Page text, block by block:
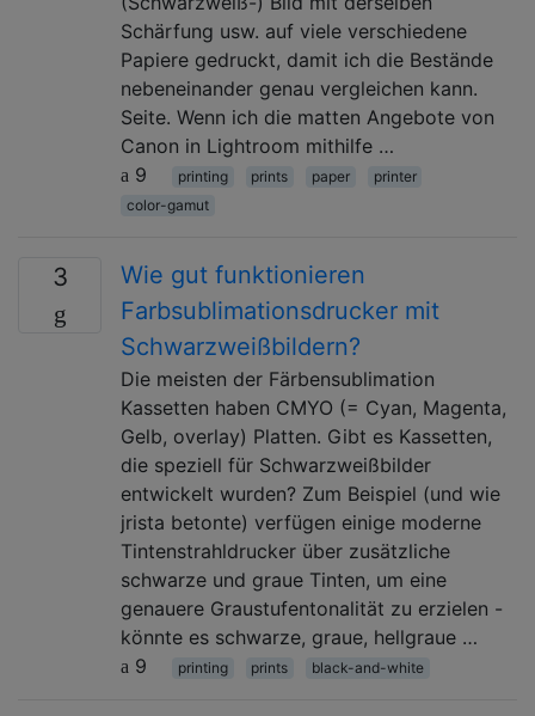
Schärfung usw. auf viele verschiedene
Papiere gedruckt, damit ich die Bestände
nebeneinander genau vergleichen kann.
Seite. Wenn ich die matten Angebote von
Canon in Lightroom mithilfe …
9
printing prints paper
printer
color-gamut
3
Wie gut funktionieren
Farbsublimationsdrucker mit
Schwarzweißbildern?
Die meisten der Färbensublimation
Kassetten haben CMYO (= Cyan, Magenta,
Gelb, overlay) Platten. Gibt es Kassetten,
die speziell für Schwarzweißbilder
entwickelt wurden? Zum Beispiel (und wie
jrista betonte) verfügen einige moderne
Tintenstrahldrucker über zusätzliche
schwarze und graue Tinten, um eine
genauere Graustufentonalität zu erzielen -
könnte es schwarze, graue, hellgraue …
9
printing prints black-and-white